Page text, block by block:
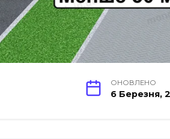
ОНОВЛЕНО
6 Березня,